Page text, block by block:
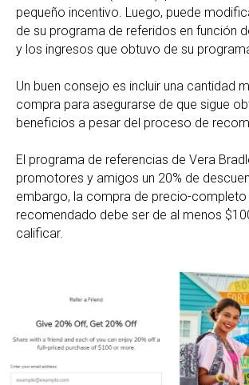
pequeño incentivo. Luego, puede
de su programa de referidos en función
y los ingresos que obtuvo de su
Un buen consejo es incluir una cantidad
compra para asegurarse de que sigue
beneficios a pesar del proceso de
El programa de referencias de Vera
promotores y amigos un 20% de
embargo, la compra de precio-completo
recomendado debe ser de al menos
calificar.